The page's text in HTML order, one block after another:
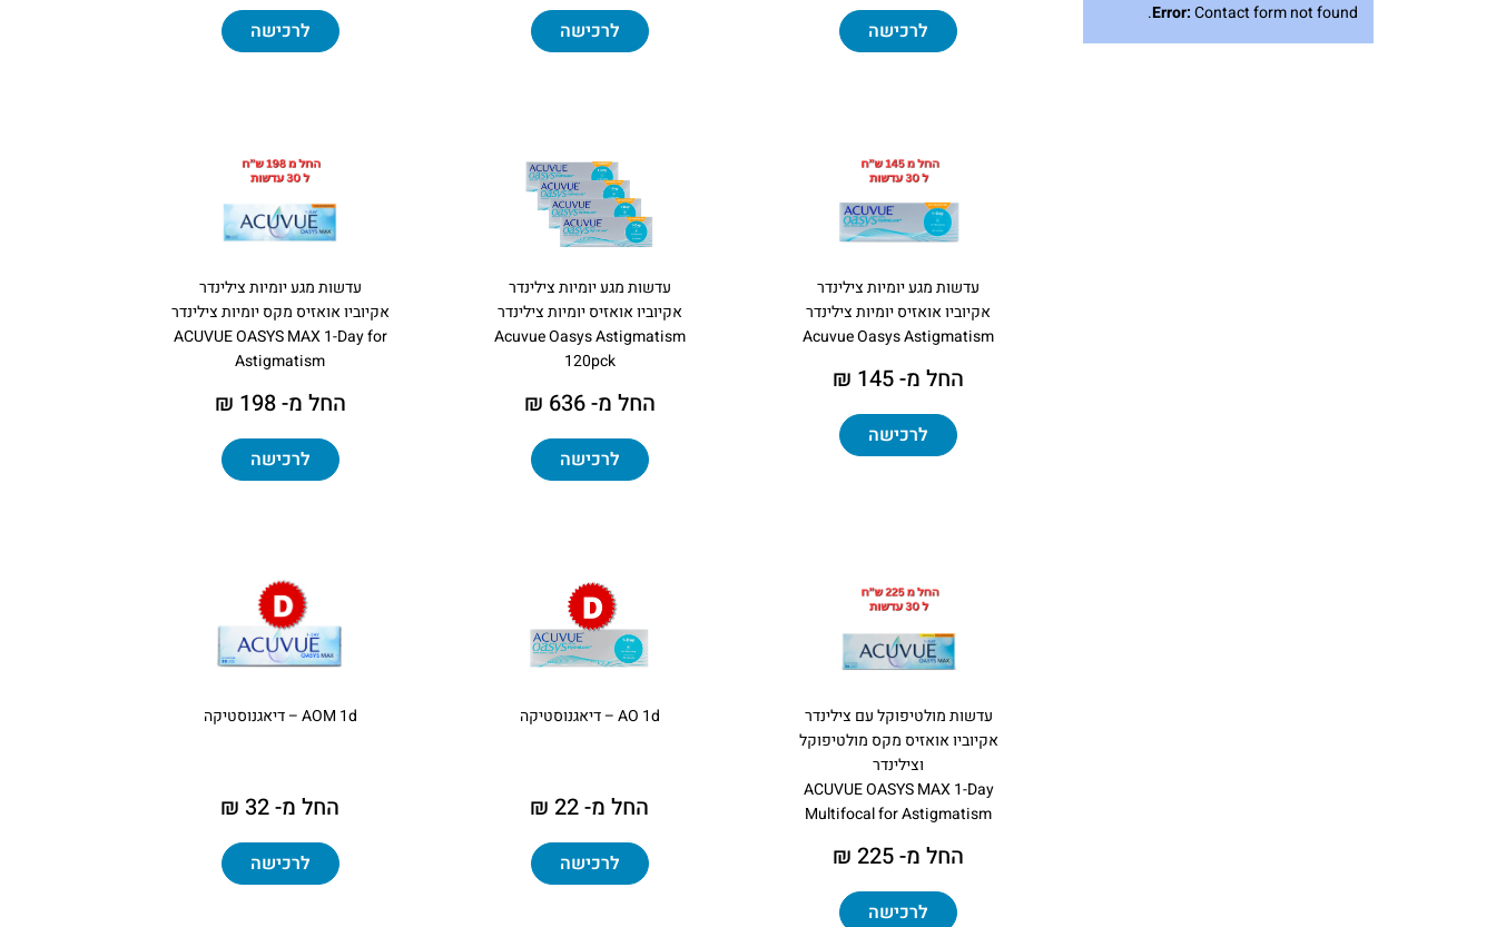
Error:Contact form not found.
לרכישה לרכישה לרכישה
עדשות מגע יומיות צילינדר
אקיוביו אואזיס יומיות צילינדר
Acuvue Oasys Astigmatism
החל מ- 145 ₪
לרכישה
עדשות מגע יומיות צילינדר
אקיוביו אואזיס יומיות צילינדר
Acuvue Oasys Astigmatism
120pck
החל מ- 636 ₪
לרכישה
עדשות מגע יומיות צילינדר
אקיוביו אואזיס מקס יומיות צילינדר
ACUVUE OASYS MAX 1-Day for
Astigmatism
החל מ- 198 ₪
לרכישה
עדשות מולטיפוקל עם צילינדר
אקיוביו אואזיס מקס מולטיפוקל
וצילינדר
ACUVUE OASYS MAX 1-Day
Multifocal for Astigmatism
החל מ- 225 ₪
לרכישה
AO 1d – דיאגנוסטיקה
החל מ- 22 ₪
לרכישה
AOM 1d – דיאגנוסטיקה
החל מ- 32 ₪
לרכישה